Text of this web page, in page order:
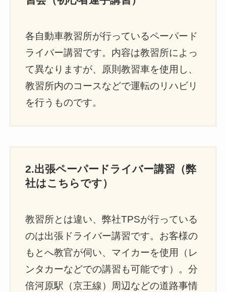
各自動車教習所が行っているペーパード
ライバー講習です。内容は教習所によっ
て異なりますが、原則教習車を使用し、
教習所内のコースなどで運転のリハビリ
を行うものです。
2.出張ペーパードライバー講習（弊
社はこちらです）
教習所とは違い、弊社TPSが行っている
のは出張ドライバー講習です。お客様の
もとへ教官が伺い、マイカーを使用（レ
ンタカーなどでの講習も可能です）。分
倍河原駅（京王線）周辺などの道路事情